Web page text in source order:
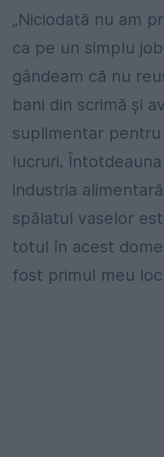
„Niciodată nu am
ca pe un simplu
gândeam că nu
bani din scrimă și
suplimentar
lucruri.
industria
spălatul vaselor
totul în acest
fost primul meu loc